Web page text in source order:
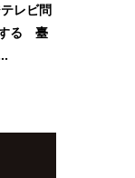
テレビ問
る 臺